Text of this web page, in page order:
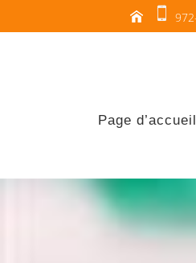
Page d’accueil